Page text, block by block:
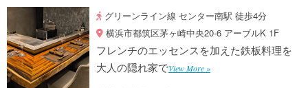
グリーンライン線 センター南駅 徒歩4分
横浜市都筑区茅ヶ崎中央20-6 アーブルK 1F
フレンチのエッセンスを加えた鉄板料理を
大人の隠れ家でView More »